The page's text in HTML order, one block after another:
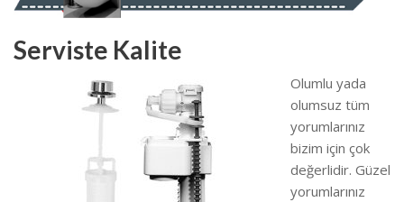
Serviste Kalite
Olumlu yada
olumsuz tüm
yorumlarınız
bizim için çok
değerlidir. Güzel
yorumlarınız